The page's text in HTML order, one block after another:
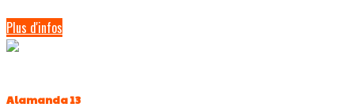
Plus d'infos
Alamanda 13